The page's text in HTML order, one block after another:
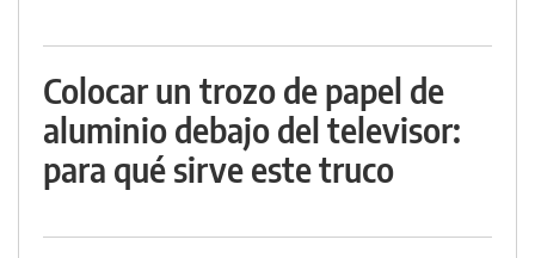
Colocar un trozo de papel de
aluminio debajo del televisor:
para qué sirve este truco